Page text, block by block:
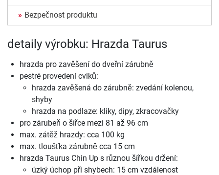
Bezpečnost produktu
detaily výrobku: Hrazda Taurus
hrazda pro zavěšení do dveřní zárubně
pestré provedení cviků:
hrazda zavěšená do zárubně: zvedání kolenou,
shyby
hrazda na podlaze: kliky, dipy, zkracovačky
pro zárubeň o šířce mezi 81 až 96 cm
max. zátěž hrazdy: cca 100 kg
max. tloušťka zárubně cca 15 cm
hrazda Taurus Chin Up s různou šířkou držení:
úzký úchop při shybech: 15 cm vzdálenost